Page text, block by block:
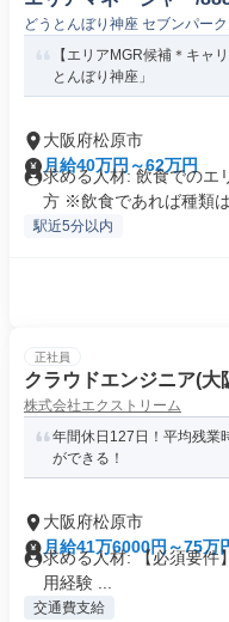
どうとんぼり神座 セブンパー
【エリアMGR候補＊キャ
とんぼり神座」
大阪府松原市
月給40万円～62万円
求める人材: 飲食でのエ
方 ※飲食であれば種類は
駅近5分以内
正社員
クラウドエンジニア(大
株式会社エクストリーム
年間休日127日！平均残業
ができる！
大阪府松原市
月給41万6000円～75万
求める人材: 【必須要件
用経験 ...
交通費支給